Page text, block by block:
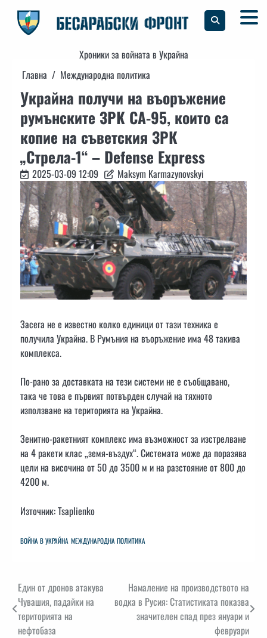
content
Хроники за войната в Украйна
Главна
Международна политика
Украйна получи на въоръжение
румънските ЗРК CA-95, които са
копие на съветския ЗРК
„Стрела-1“ – Defense Express
2025-03-09 12:09 Maksym Karmazynovskyi
Засега не е известно колко единици от тази техника е
получила Украйна. В Румъния на въоръжение има 48 такива
комплекса.
По-рано за доставката на тези системи не е съобщавано,
така че това е първият потвърден случай на тяхното
използване на територията на Украйна.
Зенитно-ракетният комплекс има възможност за изстрелване
на 4 ракети клас „земя-въздух“. Системата може да поразява
цели на височина от 50 до 3500 м и на разстояние от 800 до
4200 м.
Източник: Tsaplienko
ВОЙНА В УКРАЙНА МЕЖДУНАРОДНА ПОЛИТИКА
Навигация
Един от дронов атакува
Чувашия, падайки на
територията на
нефтобаза
Намаление на производството на
водка в Русия: Статистиката показва
значителен спад през януари и
февруари